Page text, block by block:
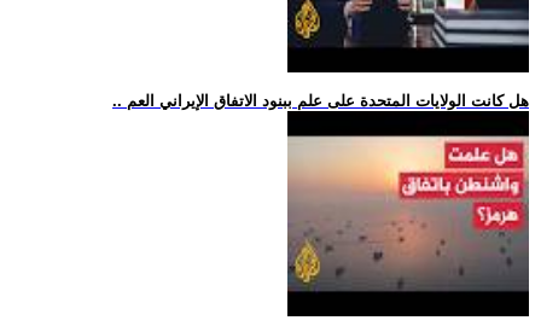
.. هل كانت الولايات المتحدة على علم ببنود الاتفاق الإيراني العم